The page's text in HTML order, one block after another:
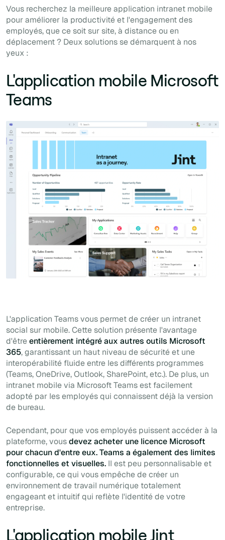
Vous recherchez la meilleure application intranet mobile
pour améliorer la productivité et l'engagement des
employés, que ce soit sur site, à distance ou en
déplacement ? Deux solutions se démarquent à nos
yeux :
L'application mobile Microsoft
Teams
L'application Teams vous permet de créer un intranet
social sur mobile. Cette solution présente l'avantage
d'êtreentièrement intégré aux autres outils Microsoft
365, garantissant un haut niveau de sécurité et une
interopérabilité fluide entre les différents programmes
(Teams, OneDrive, Outlook, SharePoint, etc.). De plus, un
intranet mobile via Microsoft Teams est facilement
adopté par les employés qui connaissent déjà la version
de bureau.
Cependant, pour que vos employés puissent accéder à la
plateforme, vousdevez acheter une licence Microsoft
pour chacun d'entre eux. Teams a également des limites
fonctionnelles et visuelles. Il est peu personnalisable et
configurable, ce qui vous empêche de créer un
environnement de travail numérique totalement
engageant et intuitif qui reflète l'identité de votre
entreprise.
L'application mobile Jint